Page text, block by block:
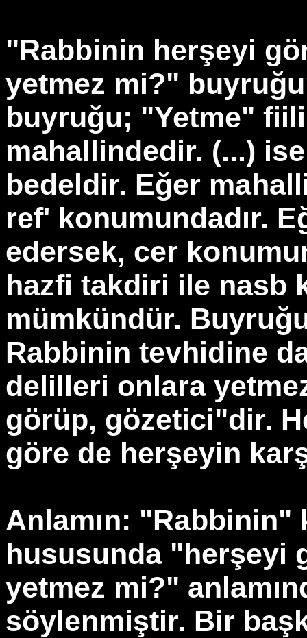
"Rabbinin herşeyi
yetmez mi?"
buyruğu; "Yetme"
mahallindedir. (...)
bedeldir. Eğer
ref' konumundadır.
edersek, cer
hazfi takdiri ile nasb
mümkündür.
Rabbinin tevhidine
delilleri onlara
görüp, gözetici"dir.
göre de herşeyin
Anlamın: "Rabbinin"
hususunda "herşeyi
yetmez mi?"
söylenmiştir. Bir